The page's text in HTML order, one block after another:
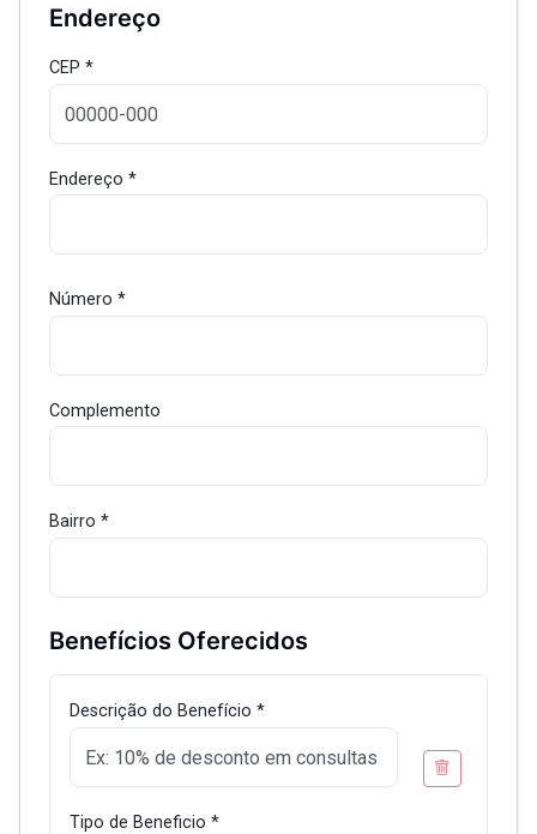
Endereço
CEP *
Endereço *
Número *
Complemento
Bairro *
Benefícios Oferecidos
Descrição do Benefício *
Tipo de Beneficio *